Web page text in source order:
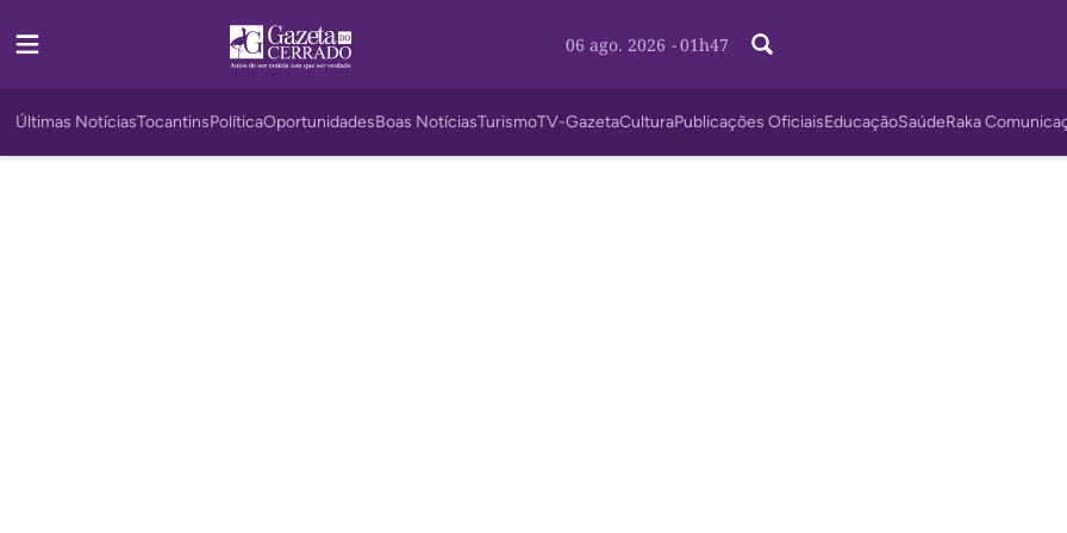
06 ago. 2026 - 01h47
Últimas NotíciasTocantinsPolíticaOportunidadesBoas NotíciasTurismoTV-GazetaCulturaPublicações OficiaisEducaçãoSaúdeRaka